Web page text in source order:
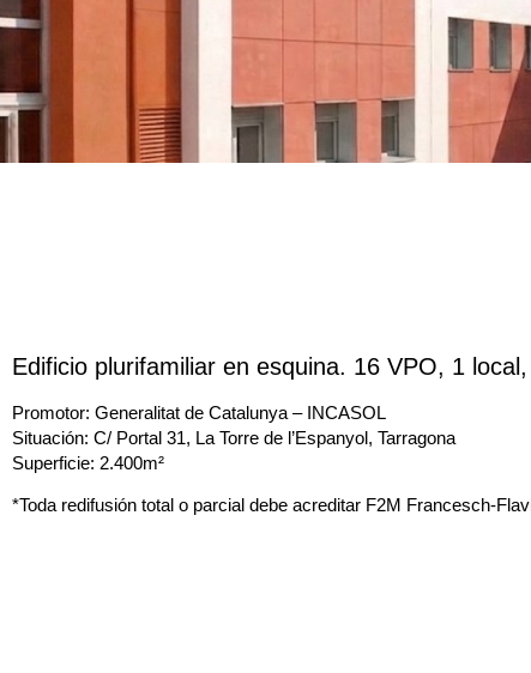
Edificio plurifamiliar en esquina. 16 VPO, 1
Promotor: Generalitat de Catalunya – INCASOL
Situación: C/ Portal 31, La Torre de l’Espanyol, Tarragona
Superficie: 2.400m²
*Toda redifusión total o parcial debe acreditar F2M Francesch-